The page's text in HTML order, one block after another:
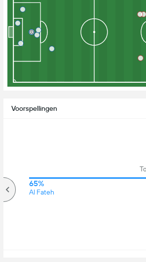
Voorspellingen
65%
Al Fateh